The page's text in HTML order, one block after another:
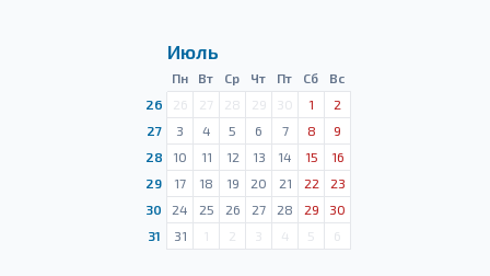
Июль
Пн Вт Ср Чт Пт Сб
Вс
26
26 27 28 29 30 1
2
27
3 4 5 6 7 8
9
28
10 11 12 13 14 15
16
29
17 18 19 20 21 22
23
30
24 25 26 27 28 29
30
31
31 1 2 3 4 5 6